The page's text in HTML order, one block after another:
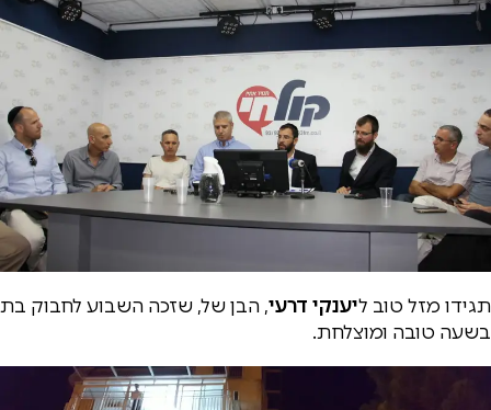
תגידו מזל טוב ליענקי דרעי, הבן של, שזכה השבוע לחבוק בת
בשעה טובה ומוצלחת.